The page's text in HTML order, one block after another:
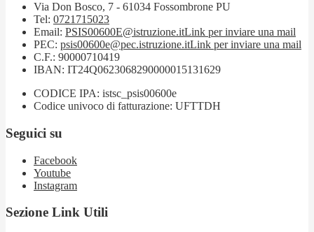
Via Don Bosco, 7 - 61034 Fossombrone PU
Tel: 0721715023
Email: PSIS00600E@istruzione.itLink per inviare una mail
PEC: psis00600e@pec.istruzione.itLink per inviare una mail
C.F.: 90000710419
IBAN: IT24Q0623068290000015131629
CODICE IPA: istsc_psis00600e
Codice univoco di fatturazione: UFTTDH
Seguici su
Facebook
Youtube
Instagram
Sezione Link Utili